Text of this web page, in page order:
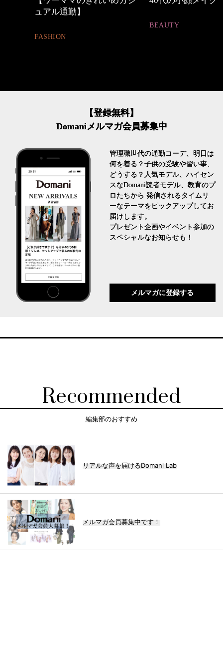
FASHION
【登録無料】
Domaniメルマガ会員募集中
管理職世代の通勤コーデ、明日は
何を着る？子供の受験や習い事、
どうする？人気モデル、ハイセン
スなDomani読者モデル、教育のプ
ロたちから 発信されるタイムリ
ーなテーマをピックアップしてお
届けします。
プレゼント企画やイベント参加の
スペシャルなお知らせも！
メルマガに登録する
Recommended
編集部のおすすめ
リアルな声を届けるDomani Lab
メルマガ会員募集中です！